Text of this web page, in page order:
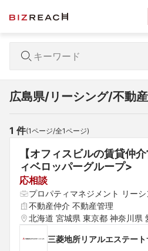
広島県/リーシング/不動
1 件(1ページ/全1ページ)
【オフィスビルの賃貸仲
ィベロッパーグループ>
応相談
プロパティマネジメント リー
ン・ビル管理
不動産仲介 不動産管理
北海道 宮城県 東京都 神奈川県
三菱地所リアルエステー